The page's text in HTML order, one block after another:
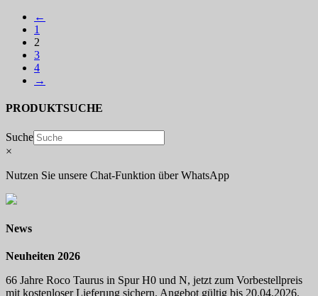
←
1
2
3
4
→
PRODUKTSUCHE
Suche
×
Nutzen Sie unsere Chat-Funktion über WhatsApp
News
Neuheiten 2026
66 Jahre Roco Taurus in Spur H0 und N, jetzt zum Vorbestellpreis
mit kostenloser Lieferung sichern. Angebot gültig bis 20.04.2026.